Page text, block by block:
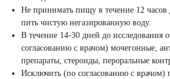
Не принимать пищу в течение 12
пить чистую негазированную воду.
В течение 14-30 дней до исследования
согласованию с врачом) мочегонные,
препараты, стероиды, пероральные
Исключить (по согласованию с врачом)